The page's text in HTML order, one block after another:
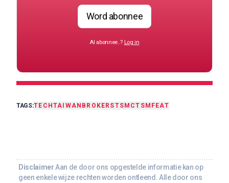
Word abonnee
Al abonnee..? Log in
TAGS:TECHTAIWAN BROKERSTSMCTSM FEAT
Disclaimer Aan de door ons opgestelde informatie kan op
geen enkele wijze rechten worden ontleend. Alle door ons